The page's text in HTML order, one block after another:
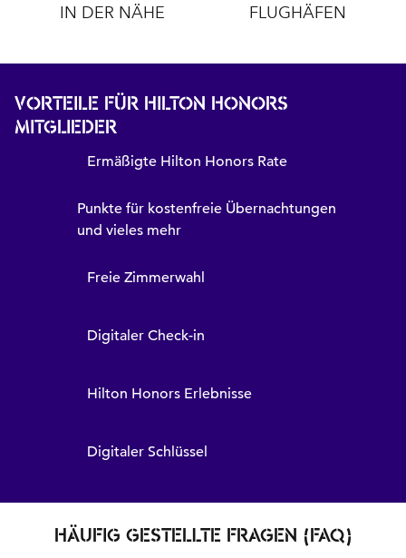
IN DER NÄHE FLUGHÄFEN
VORTEILE FÜR HILTON HONORS
MITGLIEDER
Ermäßigte Hilton Honors Rate
Punkte für kostenfreie Übernachtungen
und vieles mehr
Freie Zimmerwahl
Digitaler Check-in
Hilton Honors Erlebnisse
Digitaler Schlüssel
HÄUFIG GESTELLTE FRAGEN (FAQ)